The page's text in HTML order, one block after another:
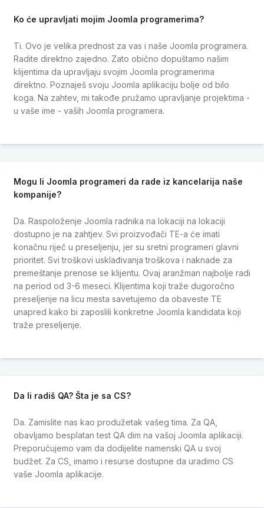
Ko će upravljati mojim Joomla programerima?
Ti. Ovo je velika prednost za vas i naše Joomla programera.
Radite direktno zajedno. Zato obično dopuštamo našim
klijentima da upravljaju svojim Joomla programerima
direktno. Poznaješ svoju Joomla aplikaciju bolje od bilo
koga. Na zahtev, mi takođe pružamo upravljanje projektima -
u vaše ime - vaših Joomla programera.
Mogu li Joomla programeri da rade iz kancelarija naše
kompanije?
Da. Raspoloženje Joomla radnika na lokaciji na lokaciji
dostupno je na zahtjev. Svi proizvođači TE-a će imati
konačnu riječ u preseljenju, jer su sretni programeri glavni
prioritet. Svi troškovi usklađivanja troškova i naknade za
premeštanje prenose se klijentu. Ovaj aranžman najbolje radi
na period od 3-6 meseci. Klijentima koji traže dugoročno
preseljenje na licu mesta savetujemo da obaveste TE
unapred kako bi zaposlili konkretne Joomla kandidata koji
traže preseljenje.
Da li radiš QA? Šta je sa CS?
Da. Zamislite nas kao produžetak vašeg tima. Za QA,
obavljamo besplatan test QA dim na vašoj Joomla aplikaciji.
Preporučujemo vam da dodijelite namenski QA u svoj
budžet. Za CS, imamo i resurse dostupne da uradimo CS
vaše Joomla aplikacije.